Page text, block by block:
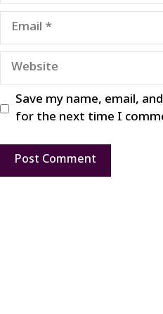
Email
Website
Save my name, email,
for the next time I